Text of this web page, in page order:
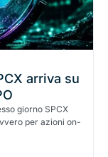
arriva su
giorno SPCX
per azioni on-